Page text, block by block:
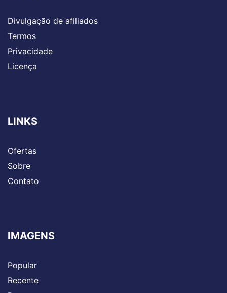
Divulgação de afiliados
Termos
Privacidade
Licença
LINKS
Ofertas
Sobre
Contato
IMAGENS
Popular
Recente